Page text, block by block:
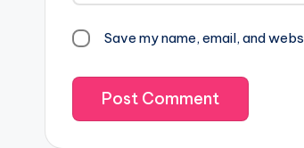
Save my name, email, and